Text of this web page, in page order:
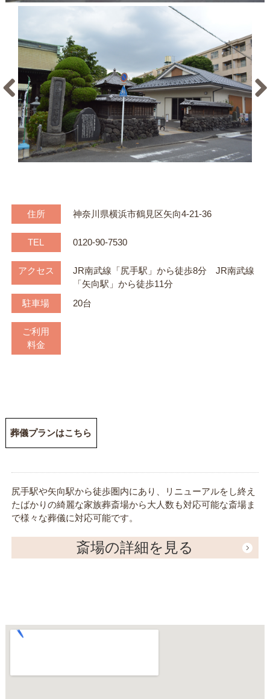
住所 神奈川県横浜市鶴見区矢向4-21-36
TEL 0120-90-7530
アクセス
JR南武線「尻手駅」から徒歩8分 JR南武線
「矢向駅」から徒歩11分
駐車場
20台
ご利用
料金
葬儀プランはこちら
尻手駅や矢向駅から徒歩圏内にあり、リニューアルをし終え
たばかりの綺麗な家族葬斎場から大人数も対応可能な斎場ま
で様々な葬儀に対応可能です。
斎場の詳細を見る